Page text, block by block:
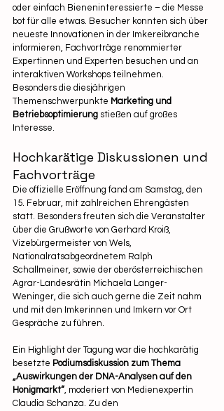
oder einfach Bieneninteressierte – die Messe
bot für alle etwas. Besucher konnten sich über
neueste Innovationen in der Imkereibranche
informieren, Fachvorträge renommierter
Expertinnen und Experten besuchen und an
interaktiven Workshops teilnehmen.
Besonders die diesjährigen
Themenschwerpunkte Marketing und
Betriebsoptimierung stießen auf großes
Interesse.
Hochkarätige Diskussionen und
Fachvorträge
Die offizielle Eröffnung fand am Samstag, den
15. Februar, mit zahlreichen Ehrengästen
statt. Besonders freuten sich die Veranstalter
über die Grußworte von Gerhard Kroiß,
Vizebürgermeister von Wels,
Nationalratsabgeordnetem Ralph
Schallmeiner, sowie der oberösterreichischen
Agrar-Landesrätin Michaela Langer-
Weninger, die sich auch gerne die Zeit nahm
und mit den Imkerinnen und Imkern vor Ort
Gespräche zu führen.
Ein Highlight der Tagung war die hochkarätig
besetzte Podiumsdiskussion zum Thema
„Auswirkungen der DNA-Analysen auf den
Honigmarkt“, moderiert von Medienexpertin
Claudia Schanza. Zu den